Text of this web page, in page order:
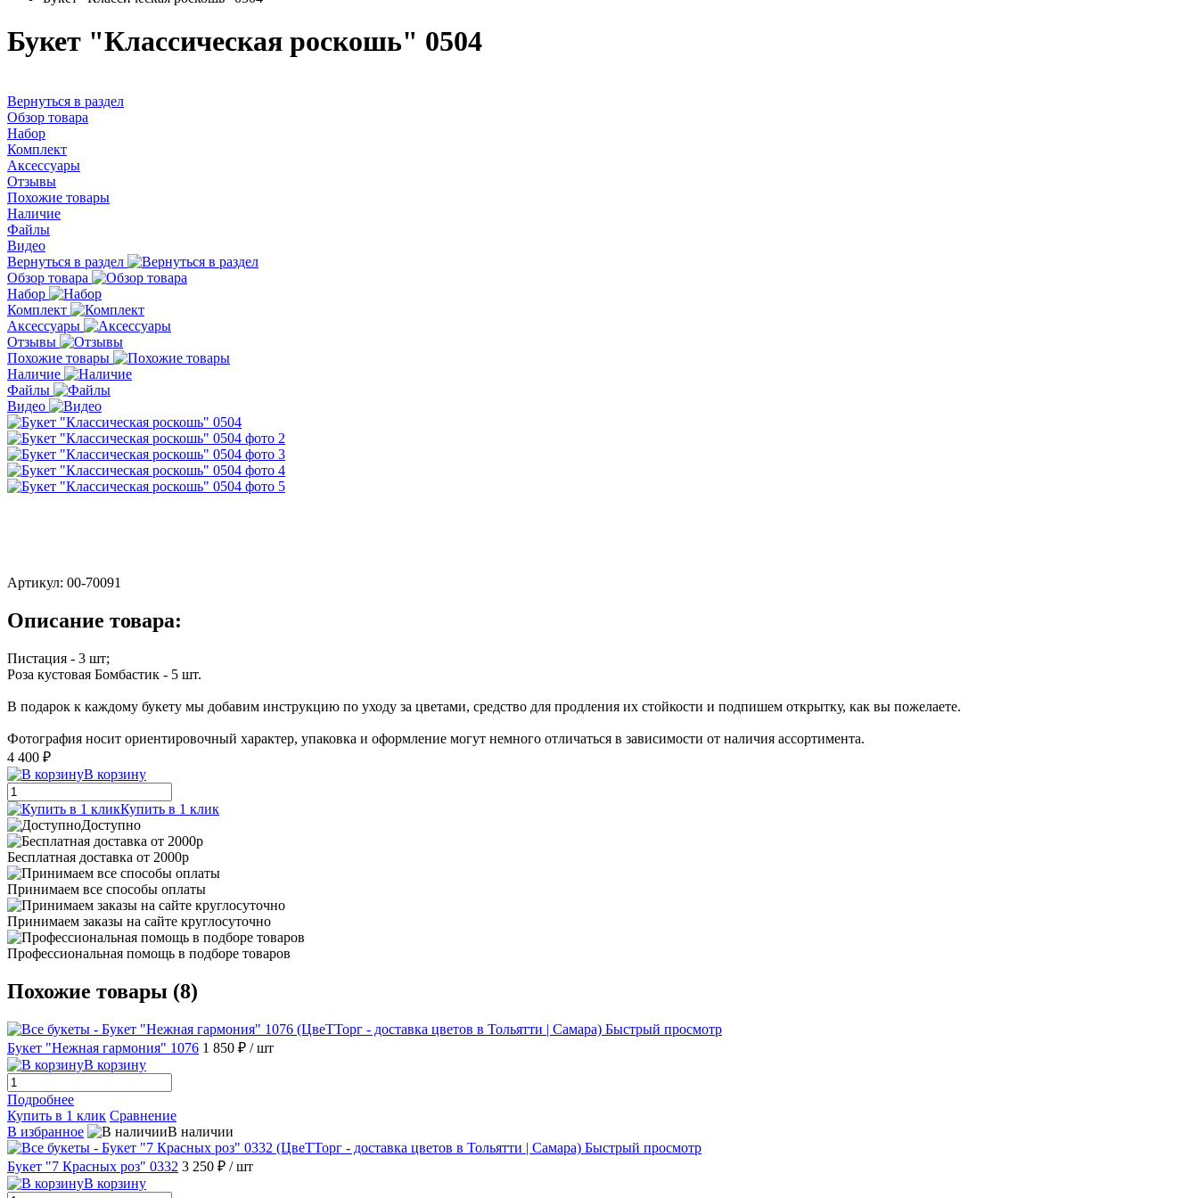
Букет "Классическая роскошь" 0504
Вернуться в раздел
Обзор товара
Набор
Комплект
Аксессуары
Отзывы
Похожие товары
Наличие
Файлы
Видео
Вернуться в раздел
Обзор товара
Набор
Комплект
Аксессуары
Отзывы
Похожие товары
Наличие
Файлы
Видео
Артикул: 00-70091
Описание товара:
Пистация - 3 шт;
Роза кустовая Бомбастик - 5 шт.
В подарок к каждому букету мы добавим инструкцию по уходу за цветами, средство для продления их стойкости и подпишем открытку, как вы пожелаете.
Фотография носит ориентировочный характер, упаковка и оформление могут немного отличаться в зависимости от наличия ассортимента.
4 400 ₽
В корзину
Купить в 1 клик
Доступно
Бесплатная доставка от 2000р
Принимаем все способы оплаты
Принимаем заказы на сайте круглосуточно
Профессиональная помощь в подборе товаров
Похожие товары (8)
Быстрый просмотр
Букет "Нежная гармония" 1076 1 850 ₽ / шт
В корзину
Подробнее
Купить в 1 клик Сравнение
В избранное
В наличии
Быстрый просмотр
Букет "7 Красных роз" 0332 3 250 ₽ / шт
В корзину